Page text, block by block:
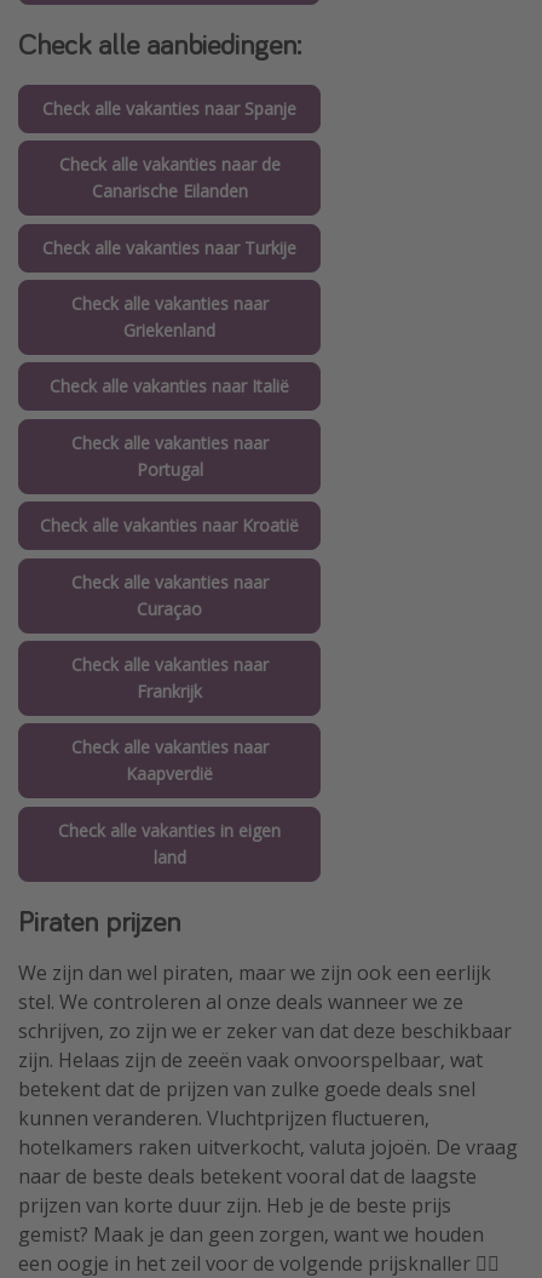
Check alle aanbiedingen:
Check alle vakanties naar Spanje
Check alle vakanties naar de
Canarische Eilanden
Check alle vakanties naar Turkije
Check alle vakanties naar
Griekenland
Check alle vakanties naar Italië
Check alle vakanties naar
Portugal
Check alle vakanties naar Kroatië
Check alle vakanties naar
Curaçao
Check alle vakanties naar
Frankrijk
Check alle vakanties naar
Kaapverdië
Check alle vakanties in eigen
land
Piraten prijzen
We zijn dan wel piraten, maar we zijn ook een eerlijk
stel. We controleren al onze deals wanneer we ze
schrijven, zo zijn we er zeker van dat deze beschikbaar
zijn. Helaas zijn de zeeën vaak onvoorspelbaar, wat
betekent dat de prijzen van zulke goede deals snel
kunnen veranderen. Vluchtprijzen fluctueren,
hotelkamers raken uitverkocht, valuta jojoën. De vraag
naar de beste deals betekent vooral dat de laagste
prijzen van korte duur zijn. Heb je de beste prijs
gemist? Maak je dan geen zorgen, want we houden
een oogje in het zeil voor de volgende prijsknaller 🏴‍☠️